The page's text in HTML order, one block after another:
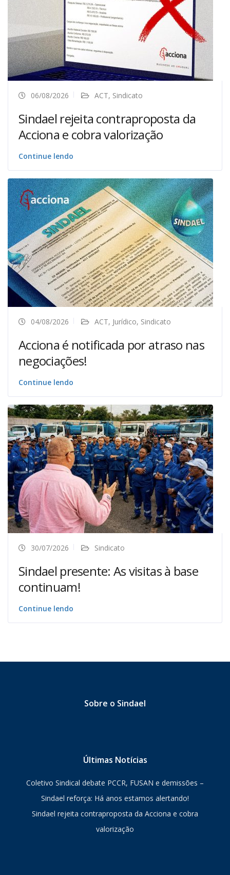
06/08/2026 ACT, Sindicato
Sindael rejeita contraproposta da
Acciona e cobra valorização
Continue lendo
04/08/2026 ACT, Jurídico, Sindicato
Acciona é notificada por atraso nas
negociações!
Continue lendo
30/07/2026 Sindicato
Sindael presente: As visitas à base
continuam!
Continue lendo
Sobre o Sindael
Últimas Notícias
Coletivo Sindical debate PCCR, FUSAN e demissões –
Sindael reforça: Há anos estamos alertando!
Sindael rejeita contraproposta da Acciona e cobra
valorização